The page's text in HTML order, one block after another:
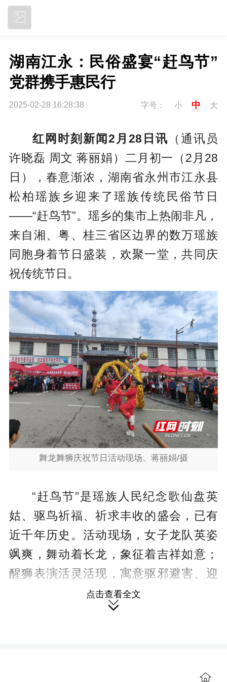
湖南江永：民俗盛宴“赶鸟节”
党群携手惠民行
2025-02-28 16:28:38 字号： 小 中 大
红网时刻新闻2月28日讯 （通讯员
许晓磊 周文 蒋丽娟）二月初一（2月28
日），春意渐浓，湖南省永州市江永县
松柏瑶族乡迎来了瑶族传统民俗节日
——“赶鸟节”。瑶乡的集市上热闹非凡，
来自湘、粤、桂三省区边界的数万瑶族
同胞身着节日盛装，欢聚一堂，共同庆
祝传统节日。
舞龙舞狮庆祝节日活动现场。蒋丽娟/摄
“赶鸟节”是瑶族人民纪念歌仙盘英
姑、驱鸟祈福、祈求丰收的盛会，已有
近千年历史。活动现场，女子龙队英姿
飒爽，舞动着长龙，象征着吉祥如意；
醒狮表演活灵活现，寓意驱邪避害、迎
祥纳福；腰鼓队步伐整齐，鼓点铿锵，
展现了瑶族人民的热情与豪迈。锣鼓
在欢庆佳节的同时，松柏瑶族乡政
点击查看全文
